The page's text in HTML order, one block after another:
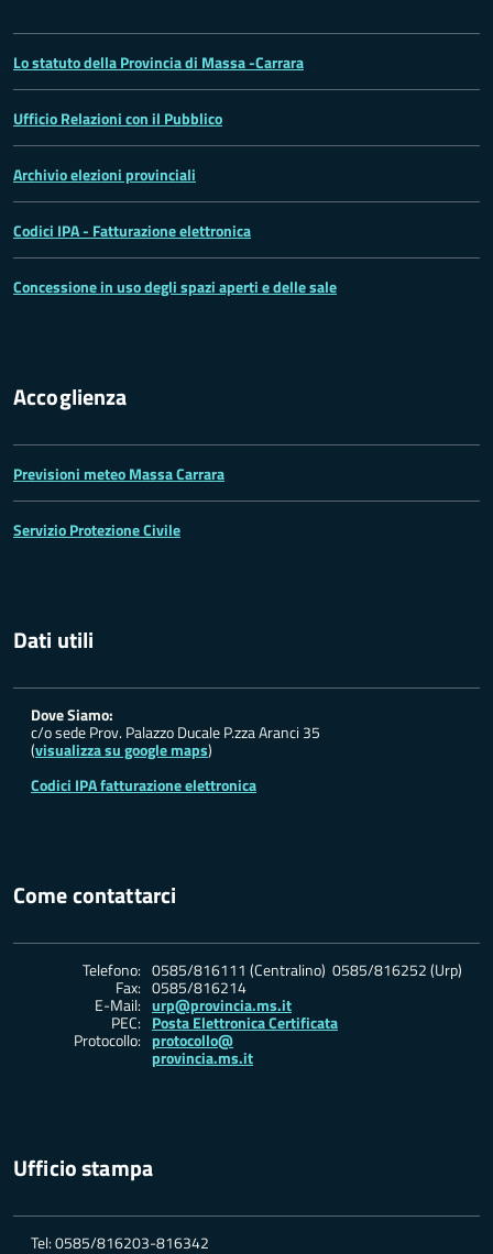
Lo statuto della Provincia di Massa -Carrara
Ufficio Relazioni con il Pubblico
Archivio elezioni provinciali
Codici IPA - Fatturazione elettronica
Concessione in uso degli spazi aperti e delle sale
Accoglienza
Previsioni meteo Massa Carrara
Servizio Protezione Civile
Dati utili
Dove Siamo:
c/o sede Prov. Palazzo Ducale P.zza Aranci 35
(visualizza su google maps)
Codici IPA fatturazione elettronica
Come contattarci
Telefono: 0585/816111 (Centralino) 0585/816252 (Urp)
Fax: 0585/816214
E-Mail: urp@provincia.ms.it
PEC: Posta Elettronica Certificata
Protocollo: protocollo@
provincia.ms.it
Ufficio stampa
Tel: 0585/816203-816342